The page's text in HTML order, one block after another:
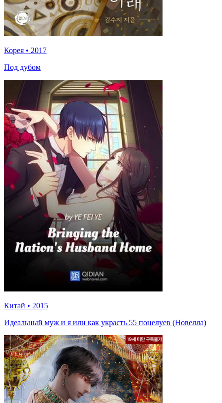
Корея • 2017
Под дубом
Китай • 2015
Идеальный муж и я или как украсть 55 поцелуев (Новелла)